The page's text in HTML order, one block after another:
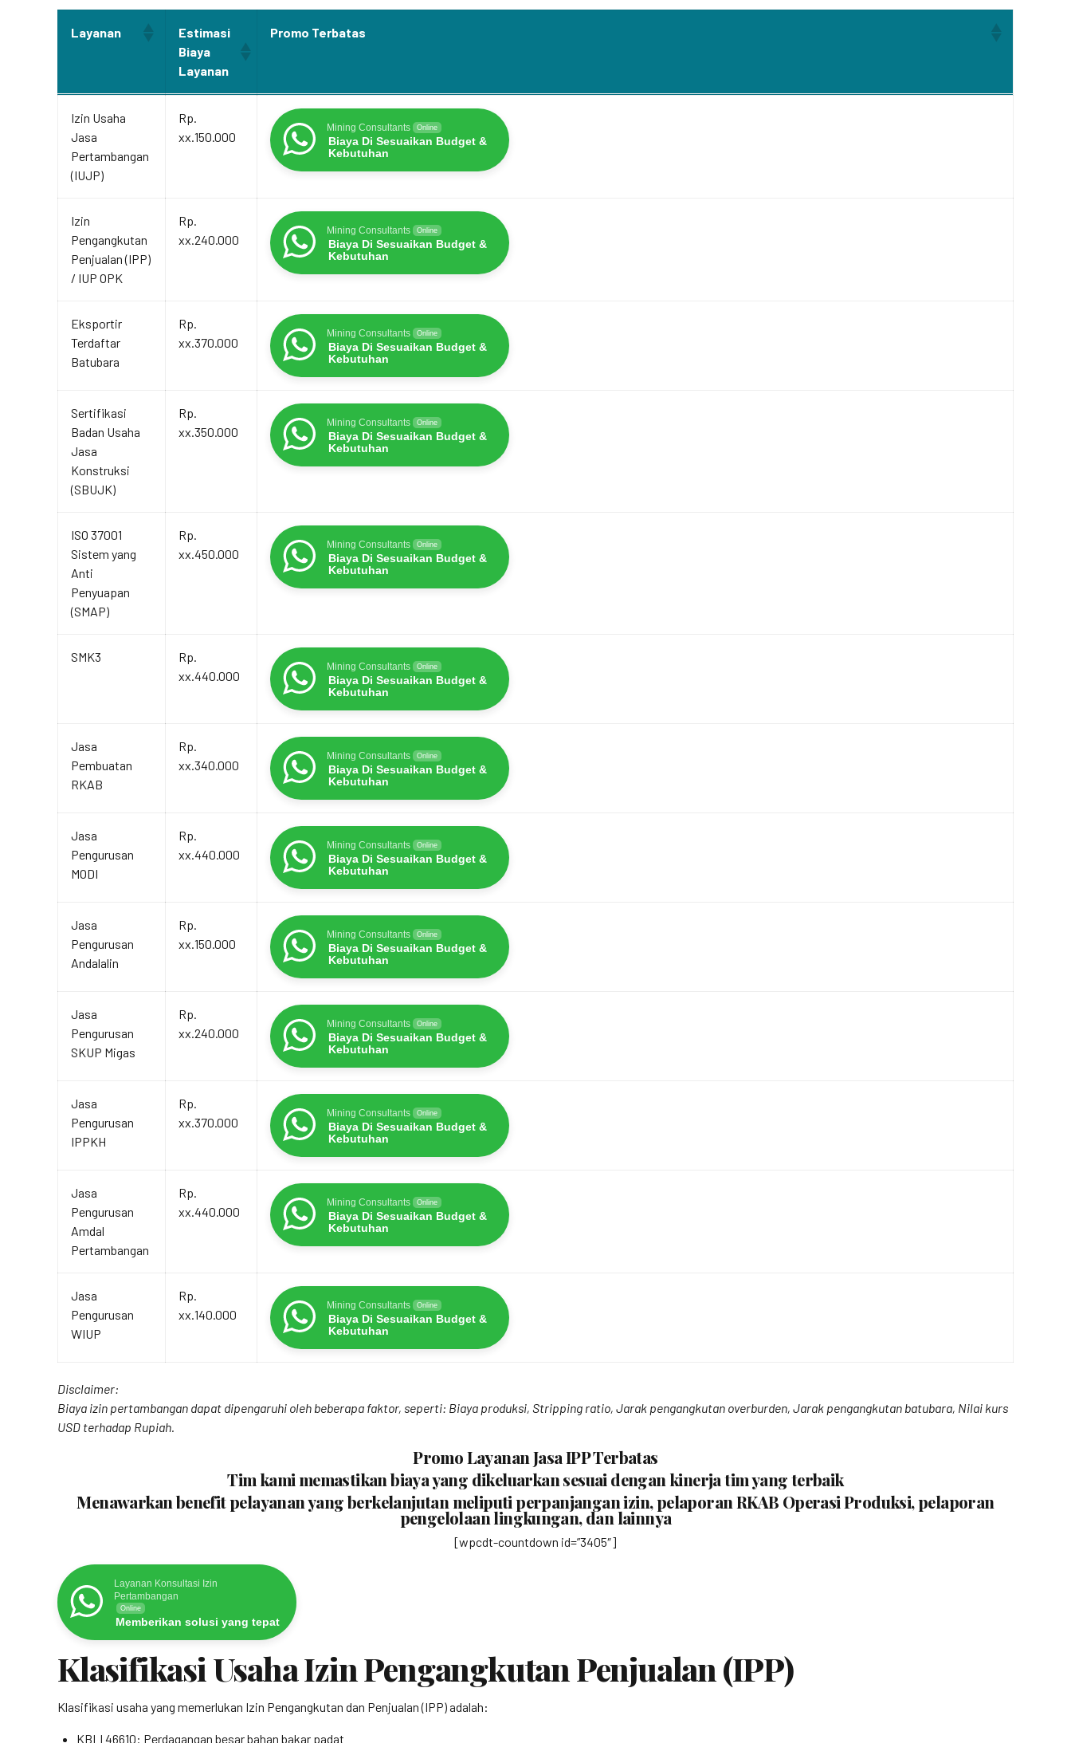
Layanan
Estimasi
Biaya
Layanan
Promo Terbatas
Biaya
Layanan
Izin Usaha
Jasa
Pertambangan
(IUJP)
Rp.
xx.150.000
Mining Consultants Online
Biaya Di Sesuaikan Budget &
Kebutuhan
Izin
Pengangkutan
Penjualan (IPP)
/ IUP OPK
Rp.
xx.240.000
Mining Consultants Online
Biaya Di Sesuaikan Budget &
Kebutuhan
Eksportir
Terdaftar
Batubara
Rp.
xx.370.000
Mining Consultants Online
Biaya Di Sesuaikan Budget &
Kebutuhan
Sertifikasi
Badan Usaha
Jasa
Konstruksi
(SBUJK)
Rp.
xx.350.000
Mining Consultants Online
Biaya Di Sesuaikan Budget &
Kebutuhan
ISO 37001
Sistem yang
Anti
Penyuapan
(SMAP)
Rp.
xx.450.000
Mining Consultants Online
Biaya Di Sesuaikan Budget &
Kebutuhan
SMK3
Rp.
xx.440.000
Mining Consultants Online
Biaya Di Sesuaikan Budget &
Kebutuhan
Jasa
Pembuatan
RKAB
Rp.
xx.340.000
Mining Consultants Online
Biaya Di Sesuaikan Budget &
Kebutuhan
Jasa
Pengurusan
MODI
Rp.
xx.440.000
Mining Consultants Online
Biaya Di Sesuaikan Budget &
Kebutuhan
Jasa
Pengurusan
Andalalin
Rp.
xx.150.000
Mining Consultants Online
Biaya Di Sesuaikan Budget &
Kebutuhan
Jasa
Pengurusan
SKUP Migas
Rp.
xx.240.000
Mining Consultants Online
Biaya Di Sesuaikan Budget &
Kebutuhan
Jasa
Pengurusan
IPPKH
Rp.
xx.370.000
Mining Consultants Online
Biaya Di Sesuaikan Budget &
Kebutuhan
Jasa
Pengurusan
Amdal
Pertambangan
Rp.
xx.440.000
Mining Consultants Online
Biaya Di Sesuaikan Budget &
Kebutuhan
Jasa
Pengurusan
WIUP
Rp.
xx.140.000
Mining Consultants Online
Biaya Di Sesuaikan Budget &
Kebutuhan
Disclaimer:
Biaya izin pertambangan dapat dipengaruhi oleh beberapa faktor, seperti: Biaya produksi, Stripping ratio, Jarak pengangkutan overburden, Jarak pengangkutan batubara, Nilai kurs
USD terhadap Rupiah.
Promo Layanan Jasa IPP Terbatas
Tim kami memastikan biaya yang dikeluarkan sesuai dengan kinerja tim yang terbaik
Menawarkan benefit pelayanan yang berkelanjutan meliputi perpanjangan izin, pelaporan RKAB Operasi Produksi, pelaporan
pengelolaan lingkungan, dan lainnya
[wpcdt-countdown id=”3405″]
Layanan Konsultasi Izin
Pertambangan
Online
Memberikan solusi yang tepat
Klasifikasi Usaha Izin Pengangkutan Penjualan (IPP)
Klasifikasi usaha yang memerlukan Izin Pengangkutan dan Penjualan (IPP) adalah:
KBLI 46610: Perdagangan besar bahan bakar padat